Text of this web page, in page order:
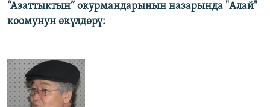
“Азаттыктын” окурмандарынын назарында "Алай"
коомунун өкүлдөрү: